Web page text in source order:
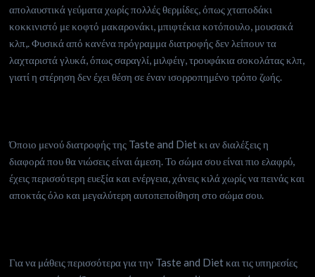
απολαυστικά γεύματα χωρίς πολλές θερμίδες, όπως χταποδάκι
κοκκινιστό με κοφτό μακαρονάκι, μπιφτέκια κοτόπουλο, μουσακά
κλπ,. Φυσικά από κανένα πρόγραμμα διατροφής δεν λείπουν τα
λαχταριστά γλυκά, όπως σαραγλί, μιλφέιγ, τρουφάκια σοκολάτας κλπ,
γιατί η στέρηση δεν έχει θέση σε έναν ισορροπημένο τρόπο ζωής.
Όποιο μενού διατροφής της Taste and Diet κι αν διαλέξεις η
διαφορά που θα νιώσεις είναι άμεση. Το σώμα σου είναι πιο ελαφρύ,
έχεις περισσότερη ευεξία και ενέργεια, χάνεις κιλά χωρίς να πεινάς και
αποκτάς όλο και μεγαλύτερη αυτοπεποίθηση στο σώμα σου.
Για να μάθεις περισσότερα για την Taste and Diet και τις υπηρεσίες